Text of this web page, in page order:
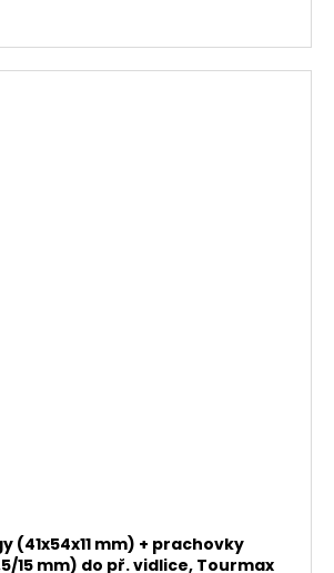
(41x54x11 mm) + prachovky
15 mm) do př. vidlice, Tourmax